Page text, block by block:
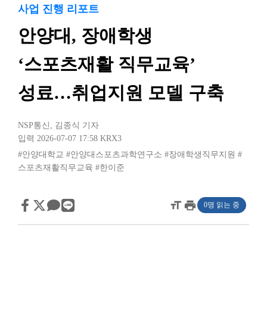
사업 진행 리포트
안양대, 장애학생
‘스포츠재활 직무교육’
성료…취업지원 모델 구축
NSP통신 , 김종식 기자
입력 2026-07-07 17:58 KRX3
#안양대학교 #안양대스포츠과학연구소 #장애학생직무지원 #
스포츠재활직무교육 #한이준
format_sizeprint 0명 읽는 중